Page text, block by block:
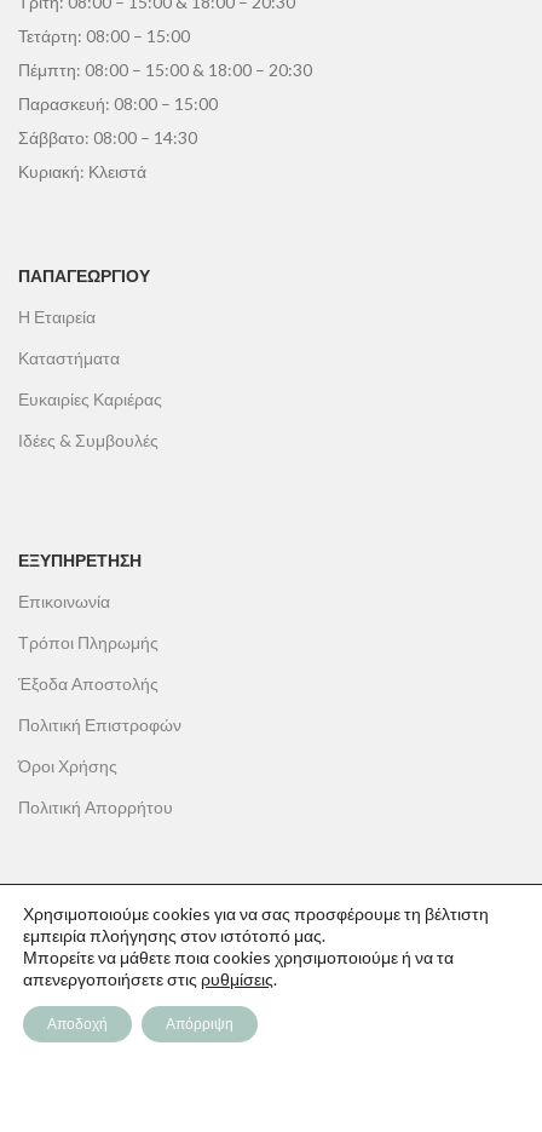
Τετάρτη: 08:00 – 15:00
Πέμπτη: 08:00 – 15:00 & 18:00 – 20:30
Παρασκευή: 08:00 – 15:00
Σάββατο: 08:00 – 14:30
Κυριακή: Κλειστά
ΠΑΠΑΓΕΩΡΓΊΟΥ
Η Εταιρεία
Καταστήματα
Ευκαιρίες Καριέρας
Ιδέες & Συμβουλές
ΕΞΥΠΗΡΕΤΗΣΗ
Επικοινωνία
Τρόποι Πληρωμής
Έξοδα Αποστολής
Πολιτική Επιστροφών
Όροι Χρήσης
Πολιτική Απορρήτου
ΟΙ ΑΓΟΡΕΣ ΣΟΥ
Ο λογαριασμός μου
Το καλάθι σου
Χρησιμοποιούμε cookies για να σας προσφέρουμε τη βέλτιστη
εμπειρία πλοήγησης στον ιστότοπό μας.
Μπορείτε να μάθετε ποια cookies χρησιμοποιούμε ή να τα
απενεργοποιήσετε στις ρυθμίσεις.
Αποδοχή Απόρριψη